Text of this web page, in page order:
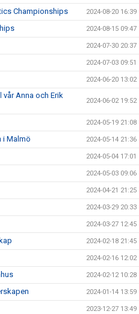
Championships 2024-08-20 16:39
2024-08-15 09:47
2024-07-30 20:37
2024-07-03 09:51
2024-06-20 13:02
vår Anna och Erik
2024-06-02 19:52
2024-05-19 21:08
i Malmö 2024-05-14 21:36
2024-05-04 17:01
2024-05-03 09:06
2024-04-21 21:25
2024-03-29 20:33
2024-03-27 12:45
2024-02-18 21:45
2024-02-16 12:02
2024-02-12 10:28
2024-01-14 13:59
2023-12-27 13:49